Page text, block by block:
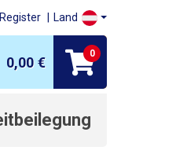
Register Land
0,00 €
0